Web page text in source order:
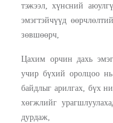
тэжээл, хүнсний
эмэгтэйчүүд
зөвшөөрч,
Цахим орчин дахь
учир бүхий оролцоо
байдлыг арилгах, бүх
хөгжлийг
дурдаж,